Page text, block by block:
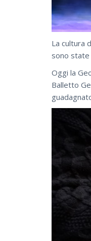
La cultura
sono state
Oggi la
Balletto